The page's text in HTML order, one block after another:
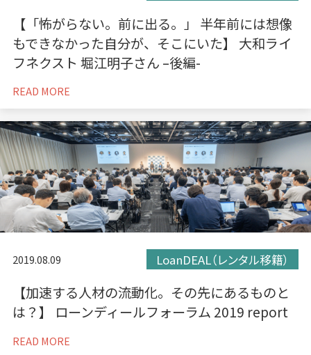
【「怖がらない。前に出る。」 半年前には想像
もできなかった自分が、そこにいた】 大和ライ
フネクスト 堀江明子さん –後編-
READ MORE
2019.08.09 LoanDEAL（レンタル移籍）
【加速する人材の流動化。その先にあるものと
は？】 ローンディールフォーラム 2019 report
READ MORE